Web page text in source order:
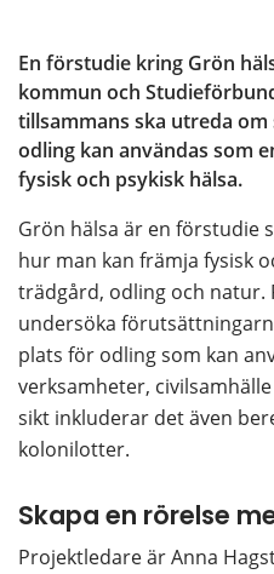
En förstudie kring Grön
kommun och
tillsammans ska utreda
odling kan användas som
fysisk och psykisk hälsa.
Grön hälsa är en förstudie
hur man kan främja fysisk
trädgård, odling och natur.
undersöka
plats för odling som kan
verksamheter,
sikt inkluderar det även
kolonilotter.
Skapa en rörelse
Projektledare är Anna